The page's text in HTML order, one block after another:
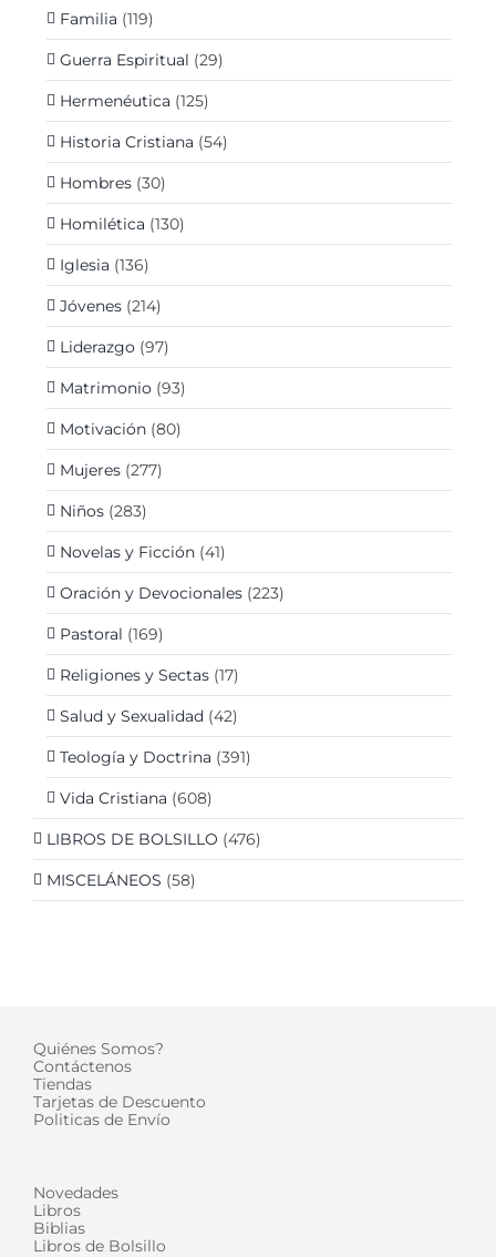
Familia (119)
Guerra Espiritual (29)
Hermenéutica (125)
Historia Cristiana (54)
Hombres (30)
Homilética (130)
Iglesia (136)
Jóvenes (214)
Liderazgo (97)
Matrimonio (93)
Motivación (80)
Mujeres (277)
Niños (283)
Novelas y Ficción (41)
Oración y Devocionales (223)
Pastoral (169)
Religiones y Sectas (17)
Salud y Sexualidad (42)
Teología y Doctrina (391)
Vida Cristiana (608)
LIBROS DE BOLSILLO (476)
MISCELÁNEOS (58)
Quiénes Somos?
Contáctenos
Tiendas
Tarjetas de Descuento
Politicas de Envío
Novedades
Libros
Biblias
Libros de Bolsillo